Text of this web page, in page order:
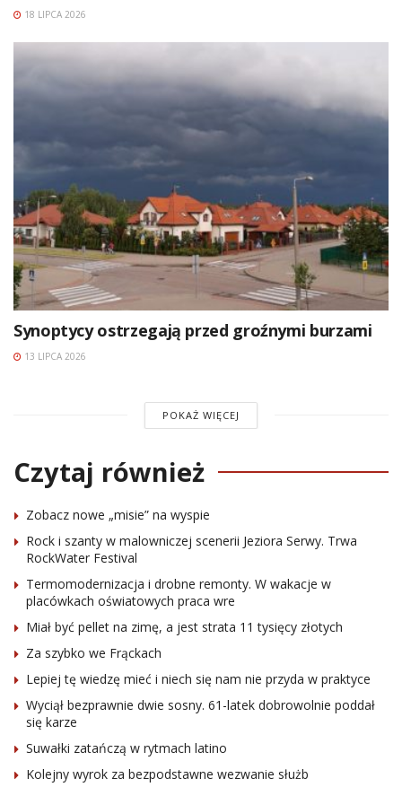
18 LIPCA 2026
Synoptycy ostrzegają przed groźnymi burzami
13 LIPCA 2026
POKAŻ WIĘCEJ
Czytaj również
Zobacz nowe „misie” na wyspie
Rock i szanty w malowniczej scenerii Jeziora Serwy. Trwa
RockWater Festival
Termomodernizacja i drobne remonty. W wakacje w
placówkach oświatowych praca wre
Miał być pellet na zimę, a jest strata 11 tysięcy złotych
Za szybko we Frąckach
Lepiej tę wiedzę mieć i niech się nam nie przyda w praktyce
Wyciął bezprawnie dwie sosny. 61-latek dobrowolnie poddał
się karze
Suwałki zatańczą w rytmach latino
Kolejny wyrok za bezpodstawne wezwanie służb